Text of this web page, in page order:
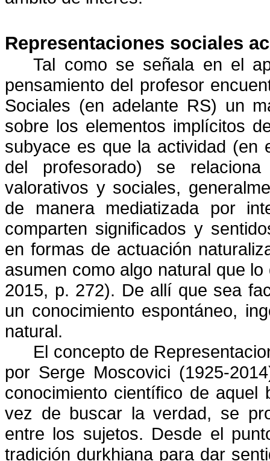
Representaciones sociales
Tal como se señala en el
pensamiento del profesor
Sociales (en adelante RS) un
sobre los elementos implícitos
subyace es que la actividad (en
del profesorado) se
valorativos y sociales,
de manera mediatizada por
comparten significados y
en formas de actuación
asumen como algo natural que
2015, p. 272). De allí que sea
un conocimiento espontáneo,
natural.
El concepto de
por Serge Moscovici (1925-
conocimiento científico de
vez de buscar la verdad, se
entre los sujetos. Desde el
tradición durkhiana para dar